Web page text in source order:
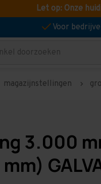
Let op: Onze
Voor
magazijnstellingen
3.000